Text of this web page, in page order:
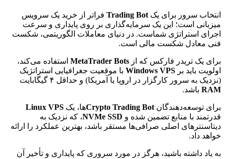
انتخاب سرور برای یک Trading Bot فراتر از خرید یک سرویس
میزبانی است؛ این یک سرمایه‌گذاری بر روی پایداری و سرعت
اجرای استراتژی شماست. در دنیای معاملات الگوریتمی، شکست
فنی معادل شکست مالی است.
برای یک تریدر فارکس که از MetaTrader Bots استفاده می‌کند،
اولویت باید بر Windows VPS با موقعیت جغرافیایی استراتژیک
(نزدیک به سرور کارگزار در اروپا یا آمریکا) و حداقل ۴ گیگابایت
RAM باشد.
برای توسعه‌دهندگان Crypto Trading Botها، یک Linux VPS
قدرتمند با منابع تضمین شده و NVMe SSD، که نزدیک به
دیتاسنترهای اصلی صرافی‌ها مستقر باشد، بهترین عملکرد را ارائه
خواهد داد.
به یاد داشته باشید، هرگز در مورد سروری که پایداری و تأخیر آن